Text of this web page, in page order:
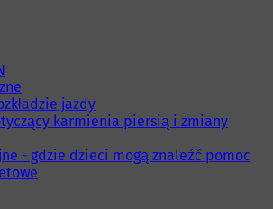
jazdy
karmienia piersią i zmiany
- gdzie dzieci mogą znaleźć pomoc